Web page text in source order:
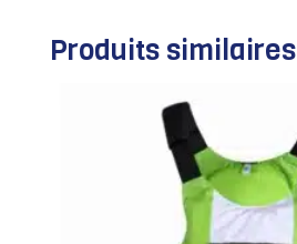
Produits similaires